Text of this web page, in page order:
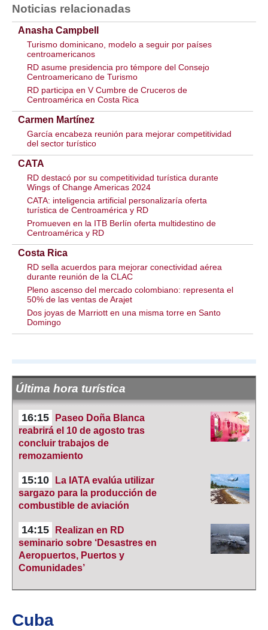
Noticias relacionadas
Anasha Campbell
Turismo dominicano, modelo a seguir por países
centroamericanos
RD asume presidencia pro témpore del Consejo
Centroamericano de Turismo
RD participa en V Cumbre de Cruceros de
Centroamérica en Costa Rica
Carmen Martínez
García encabeza reunión para mejorar competitividad
del sector turístico
CATA
RD destacó por su competitividad turística durante
Wings of Change Americas 2024
CATA: inteligencia artificial personalizaría oferta
turística de Centroamérica y RD
Promueven en la ITB Berlín oferta multidestino de
Centroamérica y RD
Costa Rica
RD sella acuerdos para mejorar conectividad aérea
durante reunión de la CLAC
Pleno ascenso del mercado colombiano: representa el
50% de las ventas de Arajet
Dos joyas de Marriott en una misma torre en Santo
Domingo
Última hora turística
16:15
Paseo Doña Blanca
reabrirá el 10 de agosto tras
concluir trabajos de
remozamiento
15:10
La IATA evalúa utilizar
sargazo para la producción de
combustible de aviación
14:15
Realizan en RD
seminario sobre ‘Desastres en
Aeropuertos, Puertos y
Comunidades’
Cuba